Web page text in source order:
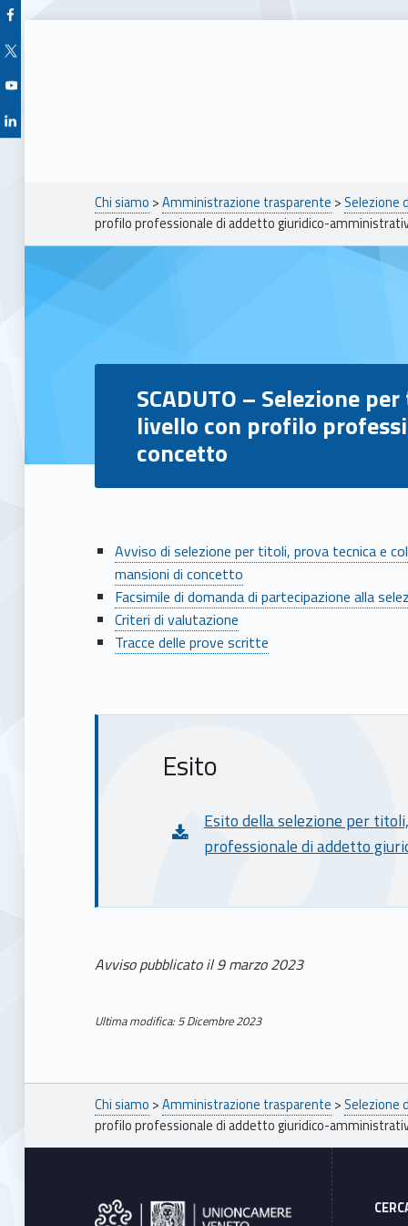
Facebook Unioncamere Veneto
Twitter Unioncamere Veneto
Youtube Unioncamere Veneto
Linkedin Unioncamere Veneto
Breadcrumbs navigation
Chi siamo >Amministrazione trasparente > Selezione
profilo professionale di addetto giuridico-
SCADUTO – Selezione per titoli, prova tecnica e colloquio per n. 1 posto di funzionario di II
livello con profilo
concetto
S
C
A
S
e
l
z
i
o
Avviso di selezione per titoli, prova tecnica e
mansioni di concetto
Facsimile di domanda di partecipazione alla
Criteri di valutazione
Tracce delle prove scritte
Esito
Esito della selezione per
professionale di addetto
Avviso pubblicato il 9 marzo 2023
Ultima modifica: 5 Dicembre 2023
Skip back to main navigation
Breadcrumbs navigation
Chi siamo >Amministrazione trasparente > Selezione
profilo professionale di addetto giuridico-
Footer sidebar